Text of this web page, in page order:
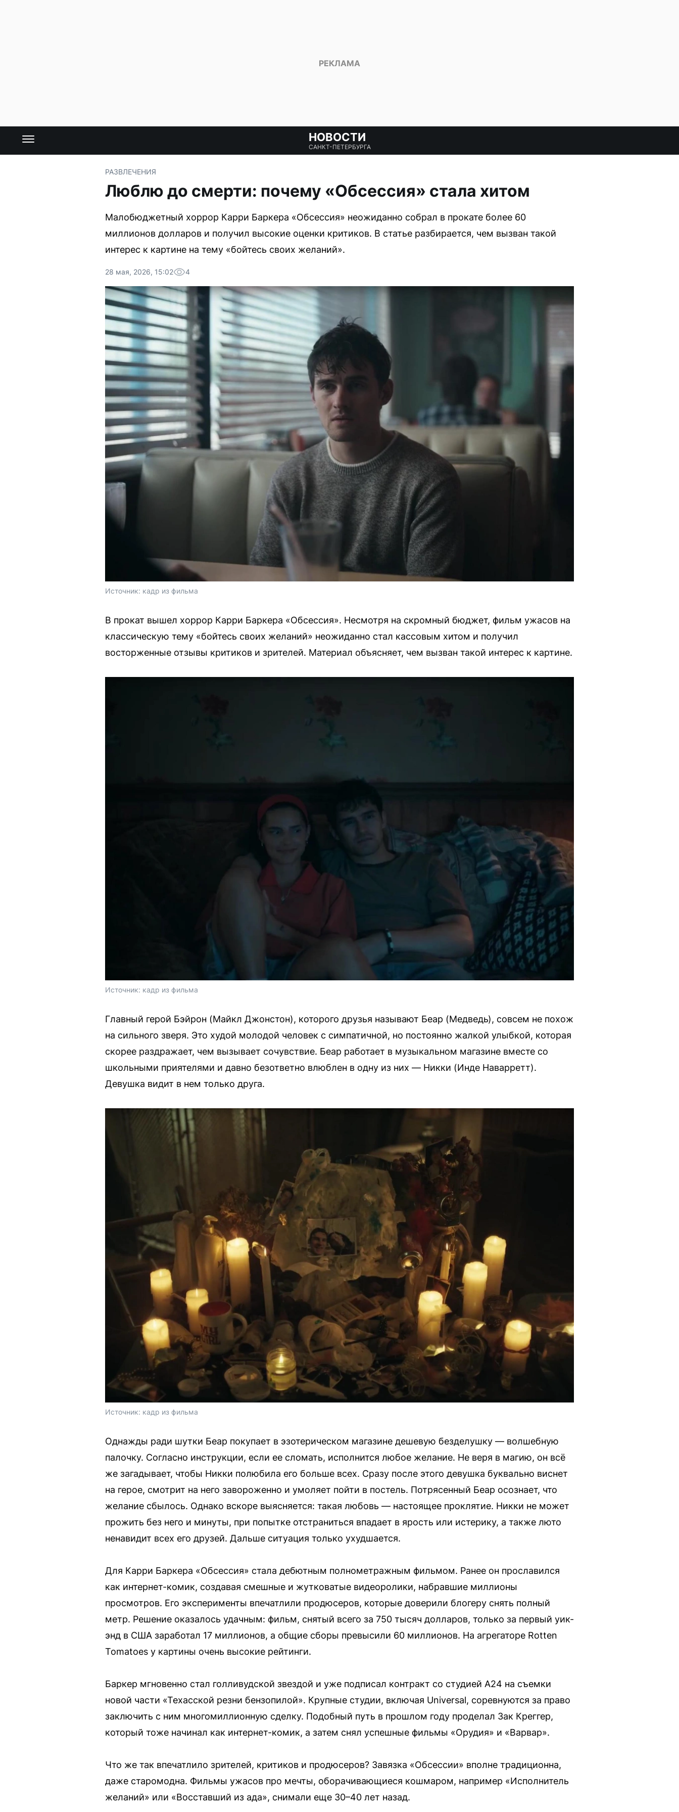
НОВОСТИ
САНКТ-ПЕТЕРБУРГА
РАЗВЛЕЧЕНИЯ
Люблю до смерти: почему «Обсессия» стала хитом
Малобюджетный хоррор Карри Баркера «Обсессия» неожиданно собрал в прокате более 60
миллионов долларов и получил высокие оценки критиков. В статье разбирается, чем вызван такой
интерес к картине на тему «бойтесь своих желаний».
28 мая, 2026, 15:02 4
Источник: кадр из фильма
В прокат вышел хоррор Карри Баркера «Обсессия». Несмотря на скромный бюджет, фильм ужасов на
классическую тему «бойтесь своих желаний» неожиданно стал кассовым хитом и получил
восторженные отзывы критиков и зрителей. Материал объясняет, чем вызван такой интерес к картине.
Источник: кадр из фильма
Главный герой Бэйрон (Майкл Джонстон), которого друзья называют Беар (Медведь), совсем не похож
на сильного зверя. Это худой молодой человек с симпатичной, но постоянно жалкой улыбкой, которая
скорее раздражает, чем вызывает сочувствие. Беар работает в музыкальном магазине вместе со
школьными приятелями и давно безответно влюблен в одну из них — Никки (Инде Наварретт).
Девушка видит в нем только друга.
Источник: кадр из фильма
Однажды ради шутки Беар покупает в эзотерическом магазине дешевую безделушку — волшебную
палочку. Согласно инструкции, если ее сломать, исполнится любое желание. Не веря в магию, он всё
же загадывает, чтобы Никки полюбила его больше всех. Сразу после этого девушка буквально виснет
на герое, смотрит на него завороженно и умоляет пойти в постель. Потрясенный Беар осознает, что
желание сбылось. Однако вскоре выясняется: такая любовь — настоящее проклятие. Никки не может
прожить без него и минуты, при попытке отстраниться впадает в ярость или истерику, а также люто
ненавидит всех его друзей. Дальше ситуация только ухудшается.
Для Карри Баркера «Обсессия» стала дебютным полнометражным фильмом. Ранее он прославился
как интернет-комик, создавая смешные и жутковатые видеоролики, набравшие миллионы
просмотров. Его эксперименты впечатлили продюсеров, которые доверили блогеру снять полный
метр. Решение оказалось удачным: фильм, снятый всего за 750 тысяч долларов, только за первый уик-
энд в США заработал 17 миллионов, а общие сборы превысили 60 миллионов. На агрегаторе Rotten
Tomatoes у картины очень высокие рейтинги.
Баркер мгновенно стал голливудской звездой и уже подписал контракт со студией A24 на съемки
новой части «Техасской резни бензопилой». Крупные студии, включая Universal, соревнуются за право
заключить с ним многомиллионную сделку. Подобный путь в прошлом году проделал Зак Креггер,
который тоже начинал как интернет-комик, а затем снял успешные фильмы «Орудия» и «Варвар».
Что же так впечатлило зрителей, критиков и продюсеров? Завязка «Обсессии» вполне традиционна,
даже старомодна. Фильмы ужасов про мечты, оборачивающиеся кошмаром, например «Исполнитель
желаний» или «Восставший из ада», снимали еще 30–40 лет назад.